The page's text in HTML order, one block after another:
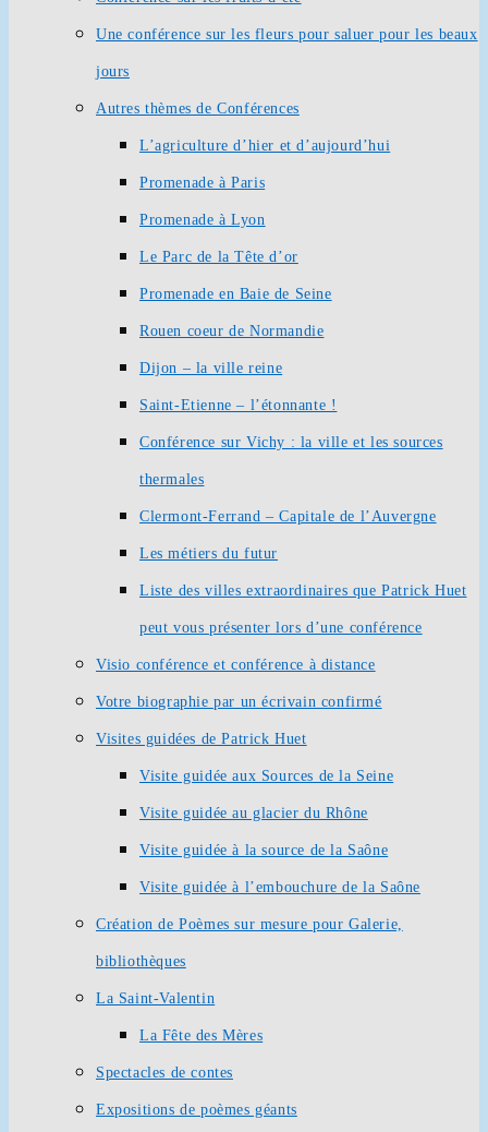
Une conférence sur les fleurs pour saluer pour les beaux
jours
Autres thèmes de Conférences
L’agriculture d’hier et d’aujourd’hui
Promenade à Paris
Promenade à Lyon
Le Parc de la Tête d’or
Promenade en Baie de Seine
Rouen coeur de Normandie
Dijon – la ville reine
Saint-Etienne – l’étonnante !
Conférence sur Vichy : la ville et les sources
thermales
Clermont-Ferrand – Capitale de l’Auvergne
Les métiers du futur
Liste des villes extraordinaires que Patrick Huet
peut vous présenter lors d’une conférence
Visio conférence et conférence à distance
Votre biographie par un écrivain confirmé
Visites guidées de Patrick Huet
Visite guidée aux Sources de la Seine
Visite guidée au glacier du Rhône
Visite guidée à la source de la Saône
Visite guidée à l’embouchure de la Saône
Création de Poèmes sur mesure pour Galerie,
bibliothèques
La Saint-Valentin
La Fête des Mères
Spectacles de contes
Expositions de poèmes géants